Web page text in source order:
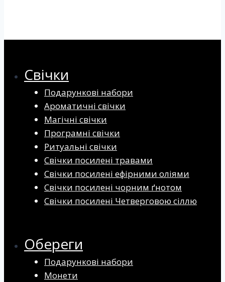
Свічки
Подарункові набори
Ароматичні свічки
Магічні свічки
Програмні свічки
Ритуальні свічки
Свічки посилені травами
Свічки посилені ефірними оліями
Свічки посилені чорним ґнотом
Свічки посилені Четверговою сіллю
Обереги
Подарункові набори
Монети